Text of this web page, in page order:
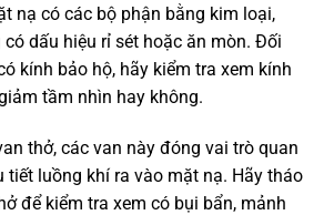
nạ có các bộ phận bằng kim loại,
dấu hiệu rỉ sét hoặc ăn mòn. Đối
kính bảo hộ, hãy kiểm tra xem kính
tầm nhìn hay không.
thở, các van này đóng vai trò quan
tiết luồng khí ra vào mặt nạ. Hãy tháo
để kiểm tra xem có bụi bẩn, mảnh